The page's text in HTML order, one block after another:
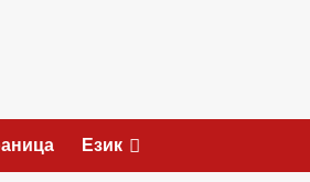
Език